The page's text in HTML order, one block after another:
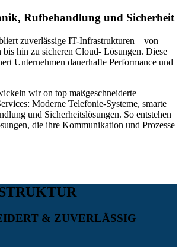
Rufbehandlung und Sicherheit
zuverlässige IT-Infrastrukturen – von
bis hin zu sicheren Cloud- Lösungen. Diese
Unternehmen dauerhafte Performance und
wir on top maßgeschneiderte
Moderne Telefonie-Systeme, smarte
und Sicherheitslösungen. So entstehen
die ihre Kommunikation und Prozesse
& ZUVERLÄSSIG